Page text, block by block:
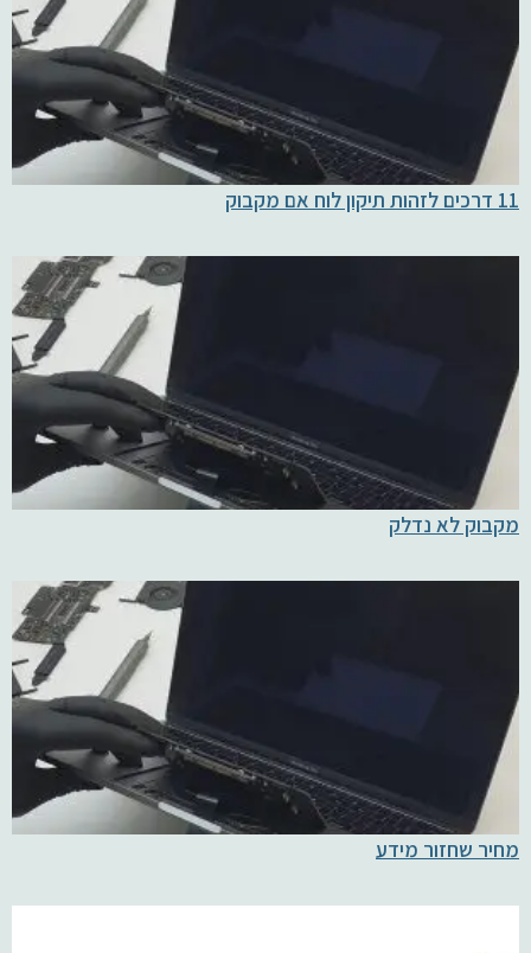
11 דרכים לזהות תיקון לוח אם מקבוק
מקבוק לא נדלק
מחיר שחזור מידע